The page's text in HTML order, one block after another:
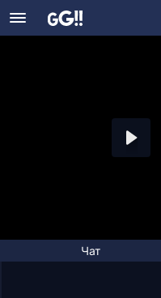
Чат